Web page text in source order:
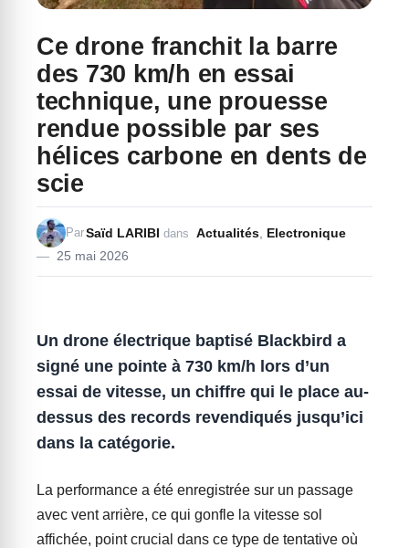
Ce drone franchit la barre
des 730 km/h en essai
technique, une prouesse
rendue possible par ses
hélices carbone en dents de
scie
25 mai 2026
ParSaïd LARIBI dans Actualités Electronique
Un drone électrique baptisé Blackbird a
signé une pointe à 730 km/h lors d’un
essai de vitesse, un chiffre qui le place au-
dessus des records revendiqués jusqu’ici
dans la catégorie.
La performance a été enregistrée sur un passage
avec vent arrière, ce qui gonfle la vitesse sol
affichée, point crucial dans ce type de tentative où